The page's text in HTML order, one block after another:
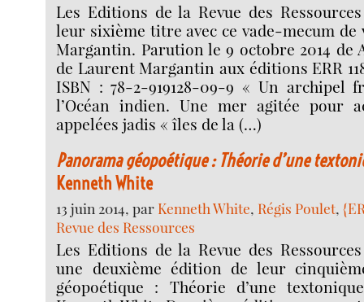
Les Editions de la Revue des
leur sixième titre avec ce vade-mecum de
Margantin. Parution le 9 octobre 2014 de
de Laurent Margantin aux éditions ERR
ISBN : 78-2-919128-09-9 « Un archipel
l’Océan indien. Une mer agitée pour
appelées jadis « îles de la (…)
Panorama géopoétique : Théorie d’une
Kenneth White
13 juin 2014, parKenneth White, Régis Poulet,
Revue des Ressources
Les Editions de la Revue des
une deuxième édition de leur
géopoétique : Théorie d’une